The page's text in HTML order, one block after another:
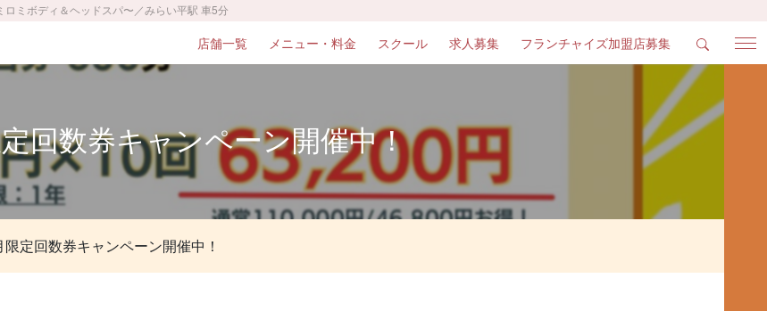
ミボディ＆ヘッドスパ〜／みらい平駅 車5分
店舗一覧 メニュー・料金 スクール 求人募集 フランチャイズ加盟店募集
回数券キャンペーン開催中！
限定回数券キャンペーン開催中！